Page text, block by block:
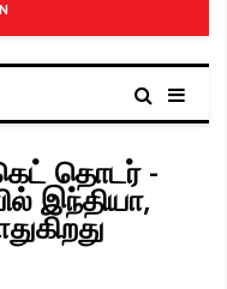
தொடர் -
இந்தியா,